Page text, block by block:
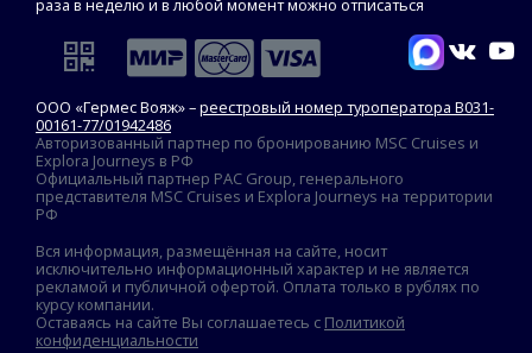
раза в неделю и в любой момент можно отписаться
ООО «Гермес Вояж» –реестровый номер туроператора В031-
00161-77/01942486
Авторизованный партнер по бронированию MSC Cruises и
Explora Journeys в РФ
Официальный партнер PAC Group, генерального
представителя MSC Cruises и Explora Journeys на территории
РФ
Вся информация, размещённая на сайте, носит
исключительно информационный характер и не является
рекламой и публичной офертой. Оплата только в рублях по
курсу компании.
Оставаясь на сайте Вы соглашаетесь с Политикой
конфиденциальности